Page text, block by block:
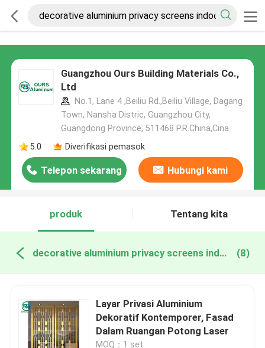
Guangzhou Ours Building Materials Co.,
Ltd
No.1, Lane 4 ,Beiliu Rd.,Beiliu Village, Dagang
Town, Nansha Distric, Guangzhou City,
Guangdong Province, 511468 P.R.China,Cina
5.0
Diverifikasi pemasok
Telepon sekarang Hubungi kami
produk Tentang kita
decorative aluminium privacy screens indoor pembuatan online (8)
Layar Privasi Aluminium
Dekoratif Kontemporer, Fasad
Dalam Ruangan Potong Laser
MOQ：1 set